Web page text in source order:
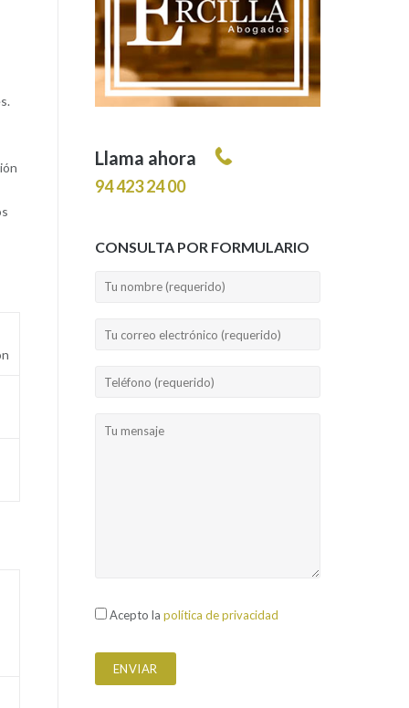
Llama ahora
94 423 24 00
CONSULTA POR FORMULARIO
Acepto la política de privacidad